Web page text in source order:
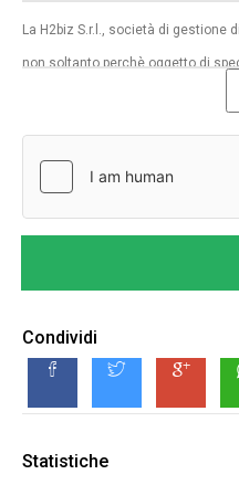
Condividi
Statistiche